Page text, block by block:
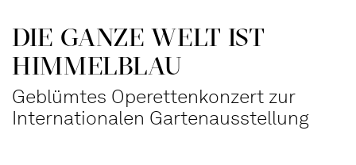
DIE GANZE WELT IST
HIMMEL­BLAU
Geblümtes Operettenkonzert zur
Internationalen Gartenausstellung